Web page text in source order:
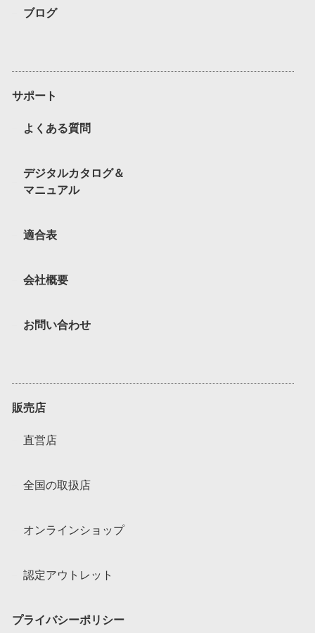
ブログ
サポート
よくある質問
デジタルカタログ＆
マニュアル
適合表
会社概要
お問い合わせ
販売店
直営店
全国の取扱店
オンラインショップ
認定アウトレット
プライバシーポリシー